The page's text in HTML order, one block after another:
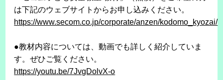
は下記のウェブサイトからお申し込みください。
https://www.secom.co.jp/corporate/anzen/kodomo_kyozai/
●教材内容については、動画でも詳しく紹介していま
す。ぜひご覧ください。
https://youtu.be/7JvgDolvX-o